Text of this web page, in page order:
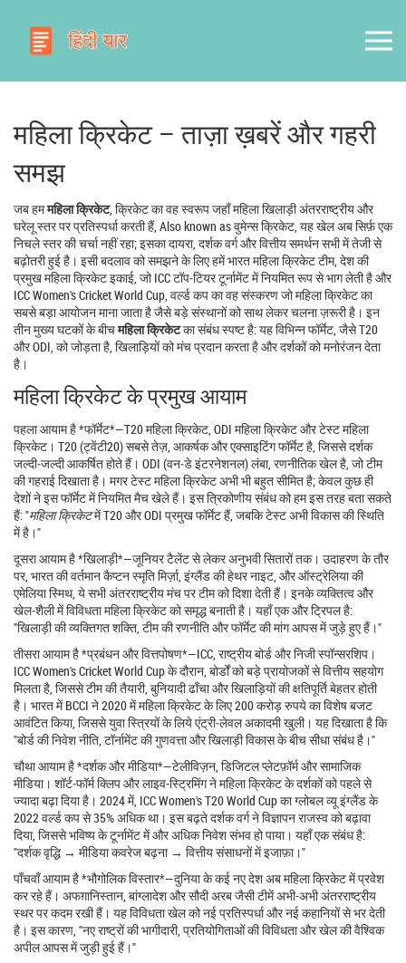
महिला क्रिकेट – ताज़ा ख़बरें और गहरी
समझ
जब हममहिला क्रिकेट, क्रिकेट का वह स्वरूप जहाँ महिला खिलाड़ी अंतरराष्ट्रीय और
घरेलू स्तर पर प्रतिस्पर्धा करती हैं, Also known asवुमेन्स क्रिकेट , यह खेल अब सिर्फ़ एक
निचले स्तर की चर्चा नहीं रहा; इसका दायरा, दर्शक वर्ग और वित्तीय समर्थन सभी में तेजी से
बढ़ोतरी हुई है। इसी बदलाव को समझने के लिए हमेंभारत महिला क्रिकेट टीम, देश की
प्रमुख महिला क्रिकेट इकाई, जो ICC टॉप‑टियर टूर्नामेंट में नियमित रूप से भाग लेती हैऔर
ICC Women's Cricket World Cup वर्ल्ड कप का वह संस्करण जो महिला क्रिकेट का
सबसे बड़ा आयोजन माना जाता हैजैसे बड़े संस्थानों को साथ लेकर चलना ज़रूरी है। इन
तीन मुख्य घटकों के बीचमहिला क्रिकेटका संबंध स्पष्ट है: यह विभिन्न फॉर्मेट, जैसे T20
और ODI, को जोड़ता है, खिलाड़ियों को मंच प्रदान करता है और दर्शकों को मनोरंजन देता
है।
महिला क्रिकेट के प्रमुख आयाम
पहला आयाम है *फॉर्मेट*—T20 महिला क्रिकेट, ODI महिला क्रिकेट और टेस्ट महिला
क्रिकेट। T20 (ट्वेंटी20) सबसे तेज़, आकर्षक और एक्साइटिंग फॉर्मेट है, जिससे दर्शक
जल्दी‑जल्दी आकर्षित होते हैं। ODI (वन‑डे इंटरनेशनल) लंबा, रणनीतिक खेल है, जो टीम
की गहराई दिखाता है। मगर टेस्ट महिला क्रिकेट अभी भी बहुत सीमित है; केवल कुछ ही
देशों ने इस फॉर्मेट में नियमित मैच खेले हैं। इस त्रिकोणीय संबंध को हम इस तरह बता सकते
हैं: "महिला क्रिकेटमें T20 और ODI प्रमुख फॉर्मेट हैं, जबकि टेस्ट अभी विकास की स्थिति
में है।"
दूसरा आयाम है *खिलाड़ी*—जूनियर टैलेंट से लेकर अनुभवी सितारों तक। उदाहरण के तौर
पर, भारत की वर्तमान कैप्टन स्मृति मिर्ज़ा, इंग्लैंड की हेथर नाइट, और ऑस्ट्रेलिया की
एमेलिया स्मिथ, ये सभी अंतरराष्ट्रीय मंच पर टीम को दिशा देती हैं। इनके व्यक्तित्व और
खेल‑शैली में विविधता महिला क्रिकेट को समृद्ध बनाती है। यहाँ एक और ट्रिपल है:
"खिलाड़ी की व्यक्तिगत शक्ति, टीम की रणनीति और फॉर्मेट की मांग आपस में जुड़े हुए हैं।"
तीसरा आयाम है *प्रबंधन और वित्तपोषण*—ICC, राष्ट्रीय बोर्ड और निजी स्पॉन्सरशिप।
ICC Women's Cricket World Cup के दौरान, बोर्डों को बड़े प्रायोजकों से वित्तीय सहयोग
मिलता है, जिससे टीम की तैयारी, बुनियादी ढाँचा और खिलाड़ियों की क्षतिपूर्ति बेहतर होती
है। भारत में BCCI ने 2020 में महिला क्रिकेट के लिए 200 करोड़ रुपये का विशेष बजट
आवंटित किया, जिससे युवा स्त्रियों के लिये एंट्री‑लेवल अकादमी खुली। यह दिखाता है कि
"बोर्ड की निवेश नीति, टॉर्नामेंट की गुणवत्ता और खिलाड़ी विकास के बीच सीधा संबंध है।"
चौथा आयाम है *दर्शक और मीडिया*—टेलीविज़न, डिजिटल प्लेटफ़ॉर्म और सामाजिक
मीडिया। शॉर्ट‑फॉर्म क्लिप और लाइव‑स्ट्रिमिंग ने महिला क्रिकेट के दर्शकों को पहले से
ज्यादा बढ़ा दिया है। 2024 में, ICC Women's T20 World Cup का ग्लोबल व्यू इंग्लैंड के
2022 वर्ल्ड कप से 35% अधिक था। इस बढ़ते दर्शक वर्ग ने विज्ञापन राजस्व को बढ़ावा
दिया, जिससे भविष्य के टूर्नामेंट में और अधिक निवेश संभव हो पाया। यहाँ एक संबंध है:
"दर्शक वृद्धि → मीडिया कवरेज बढ़ना → वित्तीय संसाधनों में इजाफ़ा।"
पाँचवाँ आयाम है *भौगोलिक विस्तार*—दुनिया के कई नए देश अब महिला क्रिकेट में प्रवेश
कर रहे हैं। अफग़ानिस्तान, बांग्लादेश और सौदी अरब जैसी टीमें अभी-अभी अंतरराष्ट्रीय
स्थर पर कदम रखी हैं। यह विविधता खेल को नई प्रतिस्पर्धा और नई कहानियों से भर देती
है। इस कारण, "नए राष्ट्रों की भागीदारी, प्रतियोगिताओं की विविधता और खेल की वैश्विक
अपील आपस में जुड़ी हुई हैं।"